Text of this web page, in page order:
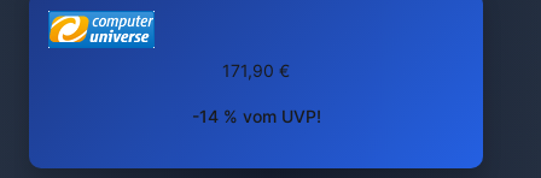
171,90 €
-14 % vom UVP!